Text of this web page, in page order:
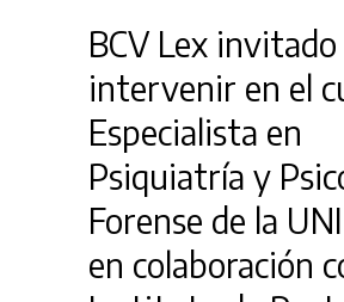
BCV Lex invitado
intervenir en el
Especialista en
Psiquiatría y
Forense de la
en colaboración